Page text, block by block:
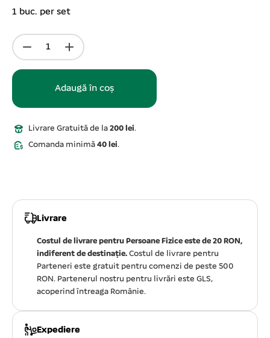
1 buc. per set
Adaugă în coș
Livrare Gratuită de la 200 lei.
Comanda minimă 40 lei.
Livrare
Costul de livrare pentru Persoane Fizice este de 20 RON,
indiferent de destinație. Costul de livrare pentru
Parteneri este gratuit pentru comenzi de peste 500
RON. Partenerul nostru pentru livrări este GLS,
acoperind întreaga Românie.
Expediere